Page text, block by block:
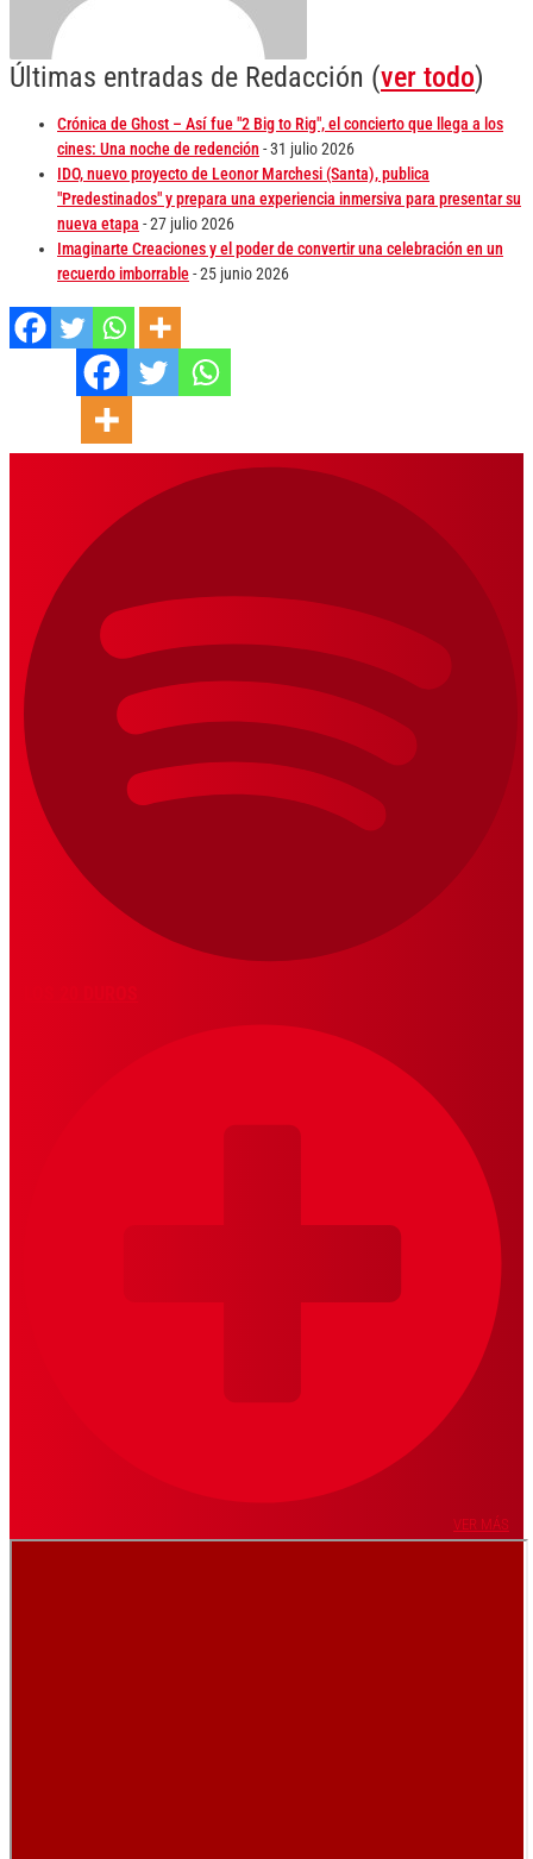
Últimas entradas de Redacción (ver todo)
Crónica de Ghost – Así fue "2 Big to Rig", el concierto que llega a los
cines: Una noche de redención - 31 julio 2026
IDO, nuevo proyecto de Leonor Marchesi (Santa), publica
"Predestinados" y prepara una experiencia inmersiva para presentar su
nueva etapa - 27 julio 2026
Imaginarte Creaciones y el poder de convertir una celebración en un
recuerdo imborrable- 25 junio 2026
VER MÁS